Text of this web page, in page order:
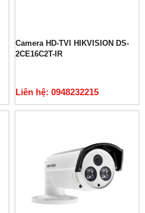
Camera HD-TVI HIKVISION DS-
2CE16C2T-IR
Liên hệ: 0948232215